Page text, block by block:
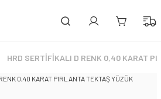
HRD SERTİFİKALI D RENK 0,40 KARAT